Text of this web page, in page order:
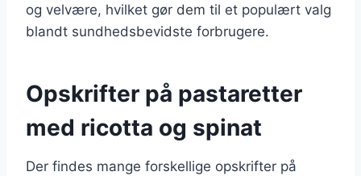
og velvære, hvilket gør dem til et populært valg
blandt sundhedsbevidste forbrugere.
Opskrifter på pastaretter
med ricotta og spinat
Der findes mange forskellige opskrifter på